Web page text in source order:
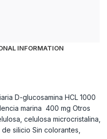
INFORMATION
D-glucosamina HCL 1000
marina 400 mg Otros
celulosa microcristalina,
silicio Sin colorantes,